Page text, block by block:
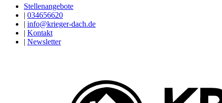
Stellenangebote
| 034656620
| info@krieger-dach.de
| Kontakt
| Newsletter